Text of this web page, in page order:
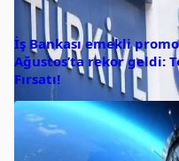
İş Bankası emekli
Ağustos’ta rekor geldi:
Fırsatı!